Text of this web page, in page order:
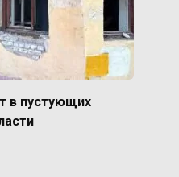
в пустующих